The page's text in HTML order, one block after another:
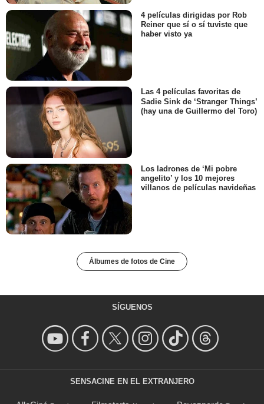
4 películas dirigidas por Rob
Reiner que sí o sí tuviste que
haber visto ya
Las 4 películas favoritas de
Sadie Sink de ‘Stranger Things’
(hay una de Guillermo del Toro)
Los ladrones de ‘Mi pobre
angelito’ y los 10 mejores
villanos de películas navideñas
Álbumes de fotos de Cine
SÍGUENOS
SENSACINE EN EL EXTRANJERO